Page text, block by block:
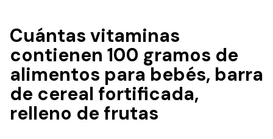
Cuántas vitaminas
contienen 100 gramos de
alimentos para bebés, barra
de cereal fortificada,
relleno de frutas